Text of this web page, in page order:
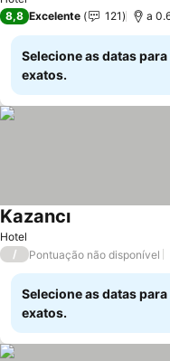
8,8 Excelente 121 a
Selecione as datas
exatos.
Hotel
KazancıVer preços
/ Pontuação não disponível
Selecione as datas
exatos.